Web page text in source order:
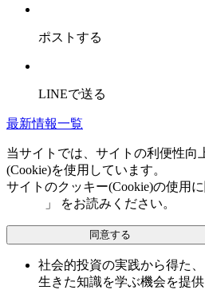
ポストする
LINEで送る
最新情報一覧
当サイトでは、サイトの利便性向
(Cookie)を使用しています。
サイトのクッキー(Cookie)の使用
」 をお読みください。
同意する
社会的投資の実践から得た、
生きた知識を学ぶ機会を提